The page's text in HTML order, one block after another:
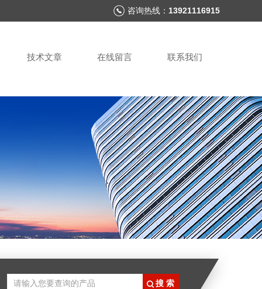
咨询热线： 13921116915
技术文章 在线留言 联系我们